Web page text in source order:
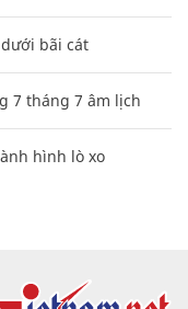
bãi cát
7 tháng 7 âm lịch
hình lò xo